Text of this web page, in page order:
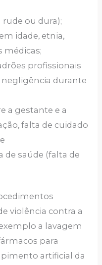
ou dura);
idade, etnia,
médicas;
profissionais
durante
a gestante e a
falta de cuidado
de saúde (falta de
violência contra a
a lavagem
para
artificial da